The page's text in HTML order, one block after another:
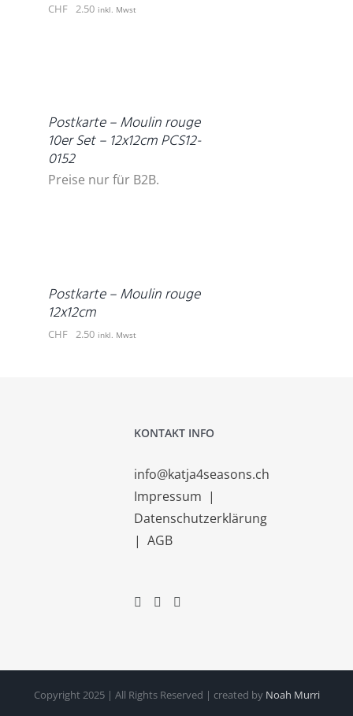
CHF 2.50 inkl. Mwst
Postkarte – Moulin rouge
10er Set – 12x12cm PCS12-
0152
Preise nur für B2B.
Postkarte – Moulin rouge
12x12cm
CHF 2.50 inkl. Mwst
KONTAKT INFO
info@katja4seasons.ch
Impressum |
Datenschutzerklärung
| AGB
Copyright 2025 | All Rights Reserved | created by Noah Murri